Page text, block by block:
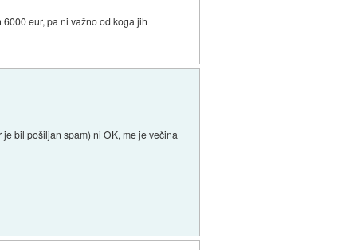
eur, pa ni važno od koga jih
bil pošiljan spam) ni OK, me je večina